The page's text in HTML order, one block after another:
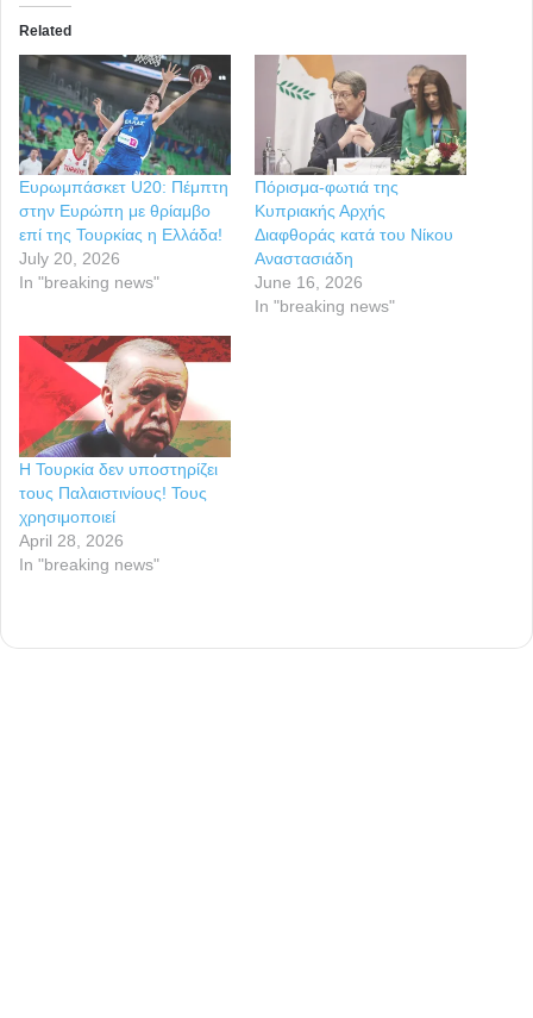
Related
Ευρωμπάσκετ U20: Πέμπτη
στην Ευρώπη με θρίαμβο
επί της Τουρκίας η Ελλάδα!
July 20, 2026
In "breaking news"
Πόρισμα-φωτιά της
Κυπριακής Αρχής
Διαφθοράς κατά του Νίκου
Αναστασιάδη
June 16, 2026
In "breaking news"
Η Τουρκία δεν υποστηρίζει
τους Παλαιστινίους! Τους
χρησιμοποιεί
April 28, 2026
In "breaking news"